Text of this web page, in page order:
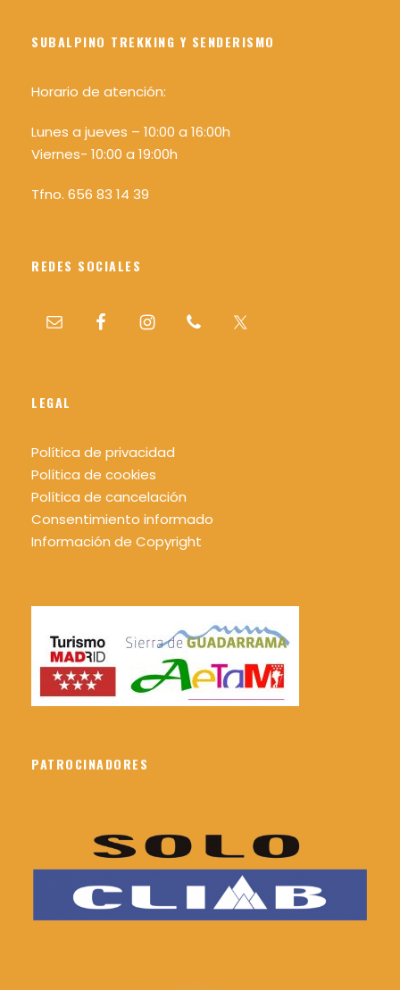
SUBALPINO TREKKING Y SENDERISMO
Horario de atención:
Lunes a jueves – 10:00 a 16:00h
Viernes- 10:00 a 19:00h
Tfno. 656 83 14 39
REDES SOCIALES
LEGAL
Política de privacidad
Política de cookies
Política de cancelación
Consentimiento informado
Información de Copyright
PATROCINADORES